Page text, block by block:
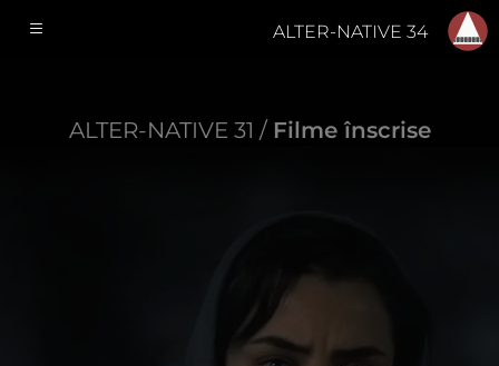
ALTER-NATIVE 34
ALTER-NATIVE 31 / Filme înscrise